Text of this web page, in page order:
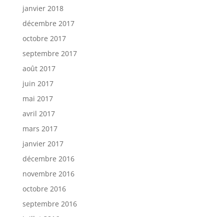
janvier 2018
décembre 2017
octobre 2017
septembre 2017
août 2017
juin 2017
mai 2017
avril 2017
mars 2017
janvier 2017
décembre 2016
novembre 2016
octobre 2016
septembre 2016